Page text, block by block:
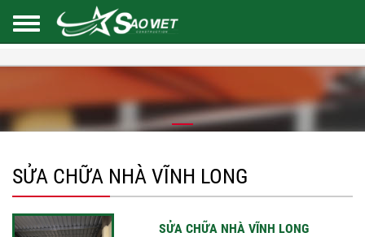
SỬA CHỮA NHÀ VĨNH LONG
SỬA CHỮA NHÀ VĨNH LONG